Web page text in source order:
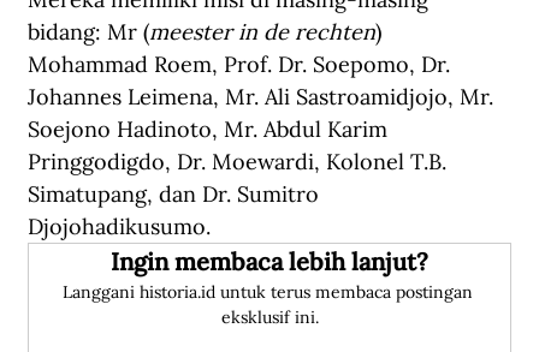
bidang: Mr (meester in de rechten)
Mohammad Roem, Prof. Dr. Soepomo, Dr.
Johannes Leimena, Mr. Ali Sastroamidjojo, Mr.
Soejono Hadinoto, Mr. Abdul Karim
Pringgodigdo, Dr. Moewardi, Kolonel T.B.
Simatupang, dan Dr. Sumitro
Djojohadikusumo.
Ingin membaca lebih lanjut?
Langgani historia.id untuk terus membaca postingan
eksklusif ini.